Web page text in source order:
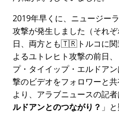
2019年早くに、ニュージー
攻撃が発生しました（それ
日、両方とも🇹🇷トルコに関
よるユトレヒト攻撃の前日
プ・タイイップ・エルドア
撃のビデオをフォロワーと
より、アラブニュースの記
ルドアンとのつながり？